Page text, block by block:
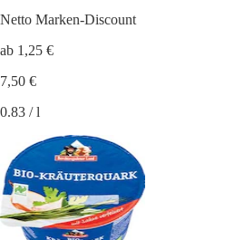
Netto Marken-Discount
ab 1,25 €
7,50 €
0.83 / l